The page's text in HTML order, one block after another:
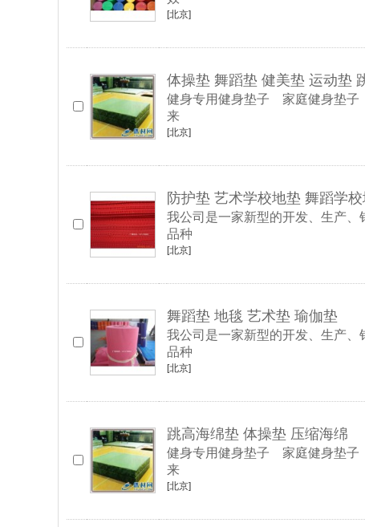
[北京]
体操垫 舞蹈垫 健美垫 运动垫
健身专用健身垫子 家庭健身垫子
来
[北京]
防护垫 艺术学校地垫 舞蹈学
我公司是一家新型的开发、生产、
品种
[北京]
舞蹈垫 地毯 艺术垫 瑜伽垫
我公司是一家新型的开发、生产、
品种
[北京]
跳高海绵垫 体操垫 压缩海绵
健身专用健身垫子 家庭健身垫子
来
[北京]